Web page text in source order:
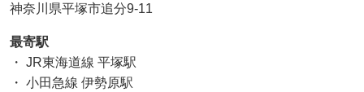
神奈川県平塚市追分9-11
最寄駅
・ JR東海道線 平塚駅
・ 小田急線 伊勢原駅